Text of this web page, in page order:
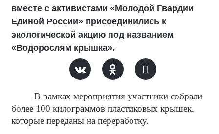
вместе с активистами «Молодой Гвардии
Единой России» присоединились к
экологической акцию под названием
«Водорослям крышка».
В рамках мероприятия участники собрали
более 100 килограммов пластиковых крышек,
которые переданы на переработку.